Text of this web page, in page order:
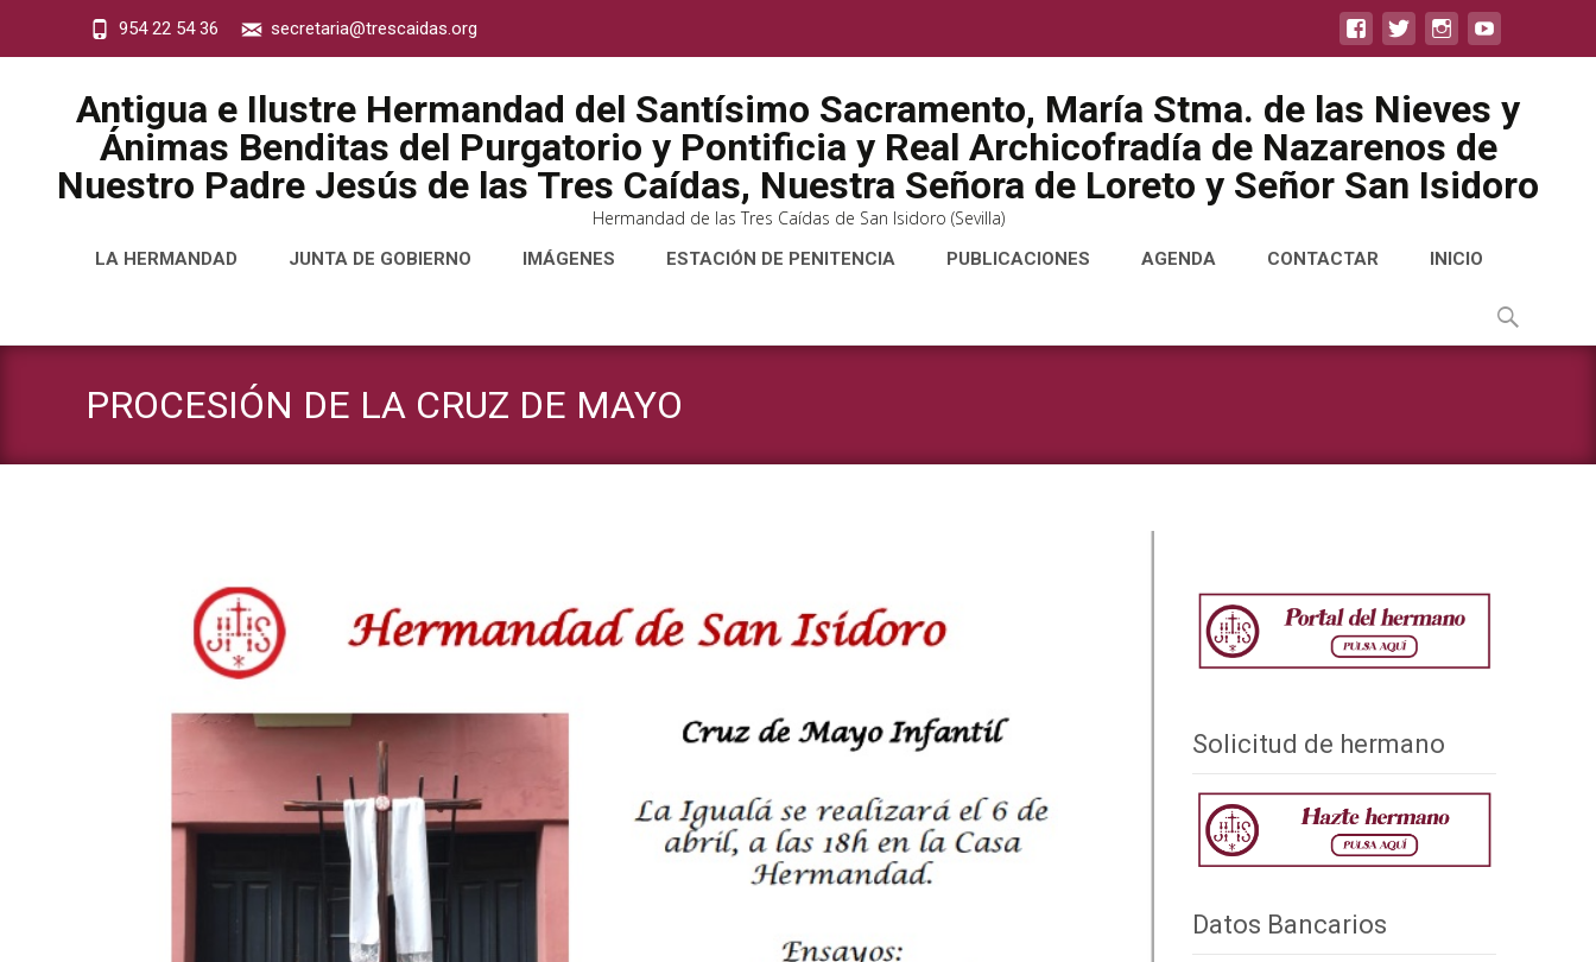
954 22 54 36 secretaria@trescaidas.org
Antigua e Ilustre Hermandad del Santísimo Sacramento, María Stma. de las Nieves y
Ánimas Benditas del Purgatorio y Pontificia y Real Archicofradía de Nazarenos de
Nuestro Padre Jesús de las Tres Caídas, Nuestra Señora de Loreto y Señor San Isidoro
Hermandad de las Tres Caídas de San Isidoro (Sevilla)
LA HERMANDAD JUNTA DE GOBIERNO IMÁGENES ESTACIÓN DE PENITENCIA PUBLICACIONES AGENDA CONTACTAR INICIO
Buscar
PROCESIÓN DE LA CRUZ DE MAYO
Solicitud de hermano
Datos Bancarios